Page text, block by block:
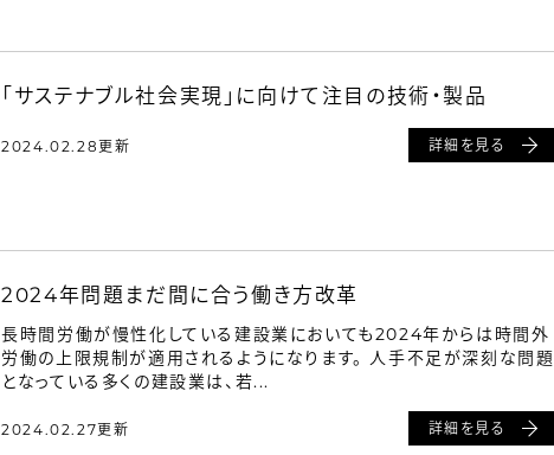
「サステナブル社会実現」に向けて注目の技術・製品
2024.02.28更新 詳細を見る
2024年問題まだ間に合う働き方改革
長時間労働が慢性化している建設業においても2024年からは時間外
労働の上限規制が適用されるようになります。 人手不足が深刻な問題
となっている多くの建設業は、若...
2024.02.27更新 詳細を見る